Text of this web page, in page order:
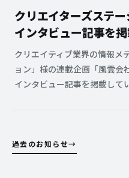
クリエイターズステ
インタビュー記事を
クリエイティブ業界の情報メ
ョン」様の連載企画「風雲会
インタビュー記事を掲載して
過去のお知らせ